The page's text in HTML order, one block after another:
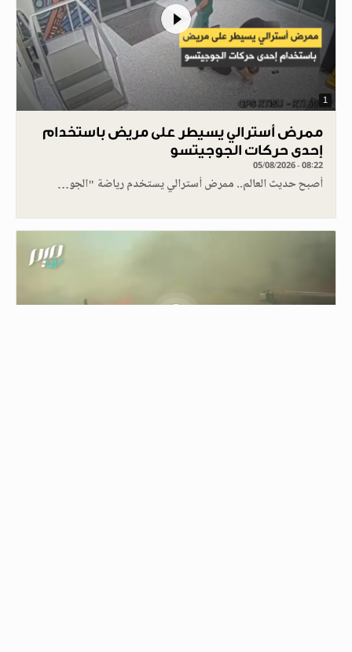
1
ممرض أسترالي يسيطر على مريض باستخدام
إحدى حركات الجوجيتسو
05/08/2026 - 08:22
أصبح حديث العالم.. ممرض أسترالي يستخدم رياضة "الجو…